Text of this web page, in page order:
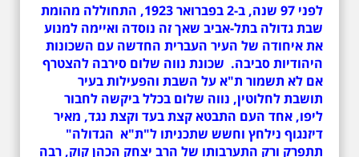
לפני 97 שנה, ב-2 בפברואר 1923, התחוללה מהומת
שבת גדולה בתל-אביב שאך זה נוסדה ואיימה למנוע
את איחודה של העיר העברית החדשה עם השכונות
היהודיות סביבה. שכונת נווה שלום סירבה להצטרף
אם לא תשמור ת"א על השבת והפעילות בעיר
תושבת לחלוטין, נווה שלום בכלל ביקשה לחבור
ליפו, אחד העם התבטא קצת בעד וקצת נגד, מאיר
דיזנגוף נילחץ וחשש שתכניתו ל"ת"א הגדולה"
תתפרק ורק התערבותו של הרב יצחק הכהן קוק, רבה